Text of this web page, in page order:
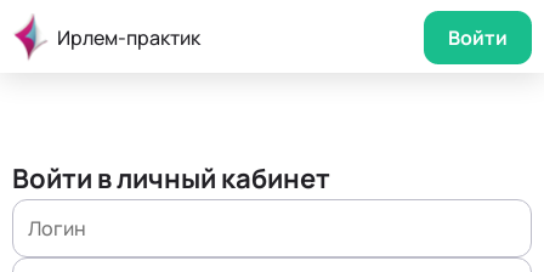
Ирлем-практик Войти
Войти в личный кабинет